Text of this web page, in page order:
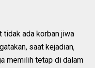
tidak ada korban jiwa
saat kejadian,
memilih tetap di dalam